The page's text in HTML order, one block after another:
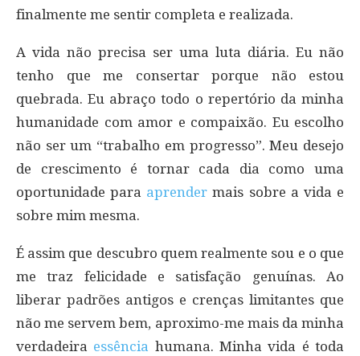
finalmente me sentir completa e realizada.
A vida não precisa ser uma luta diária. Eu não
tenho que me consertar porque não estou
quebrada. Eu abraço todo o repertório da minha
humanidade com amor e compaixão. Eu escolho
não ser um “trabalho em progresso”. Meu desejo
de crescimento é tornar cada dia como uma
oportunidade para aprender mais sobre a vida e
sobre mim mesma.
É assim que descubro quem realmente sou e o que
me traz felicidade e satisfação genuínas. Ao
liberar padrões antigos e crenças limitantes que
não me servem bem, aproximo-me mais da minha
verdadeira essência humana. Minha vida é toda